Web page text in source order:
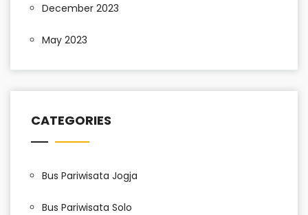
December 2023
May 2023
CATEGORIES
Bus Pariwisata Jogja
Bus Pariwisata Solo